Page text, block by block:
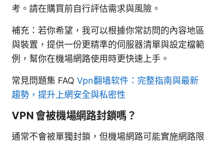
考。請在購買前自行評估需求與風險。
補充：若你希望，我可以根據你常訪問的內容地區
與裝置，提供一份更精準的伺服器清單與設定檔範
例，幫你在機場網路使用時更快速上手。
常見問題集 FAQ Vpn翻墙软件：完整指南與最新
趨勢，提升上網安全與私密性
VPN 會被機場網路封鎖嗎？
通常不會被單獨封鎖，但機場網路可能實施網路限